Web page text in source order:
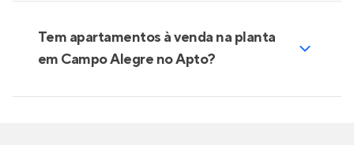
Tem apartamentos à venda na planta
em Campo Alegre no Apto?